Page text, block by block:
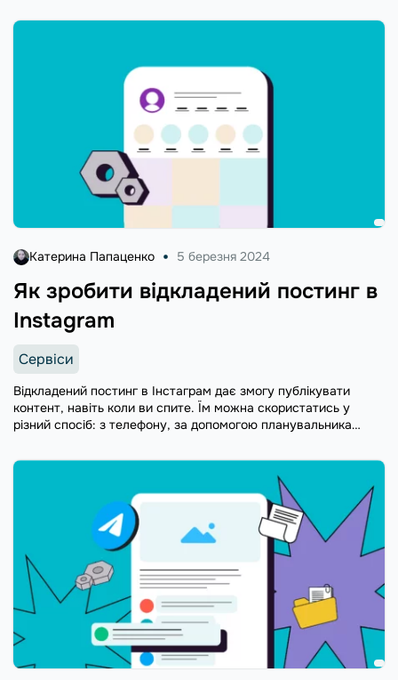
Як зробити відкладений постинг в
Instagram
Катерина Папаценко 5 березня 2024
Сервіси
Відкладений постинг в Інстаграм дає змогу публікувати
контент, навіть коли ви спите. Їм можна скористатись у
різний спосіб: з телефону, за допомогою планувальника
цих варіантів розповімо у статті.